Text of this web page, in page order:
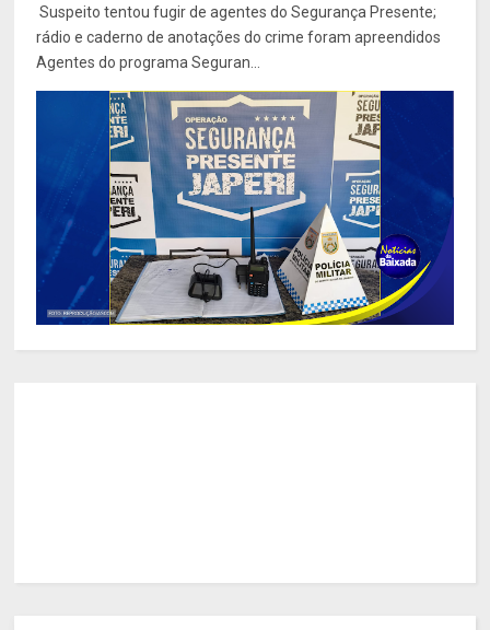
Suspeito tentou fugir de agentes do Segurança Presente;
rádio e caderno de anotações do crime foram apreendidos
Agentes do programa Seguran...